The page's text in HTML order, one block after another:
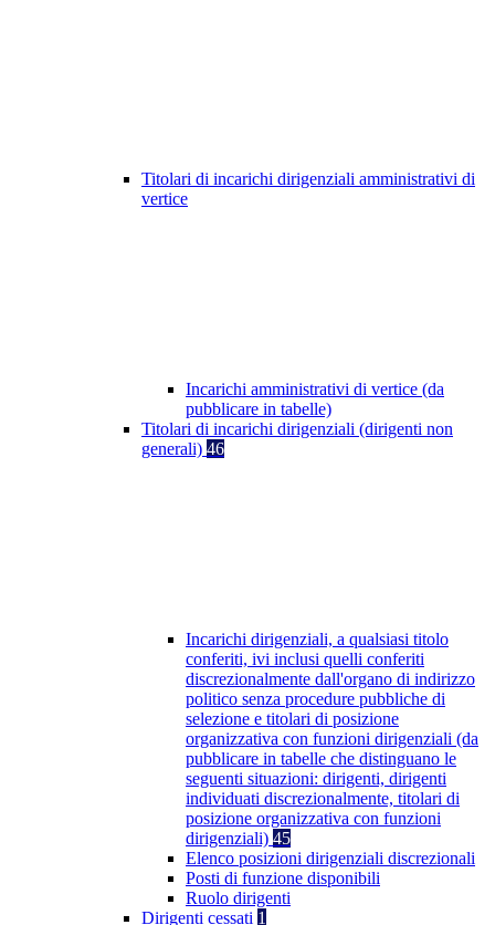
Titolari di incarichi dirigenziali amministrativi di
vertice
Incarichi amministrativi di vertice (da
pubblicare in tabelle)
Titolari di incarichi dirigenziali (dirigenti non
generali) 46
Incarichi dirigenziali, a qualsiasi titolo
conferiti, ivi inclusi quelli conferiti
discrezionalmente dall'organo di indirizzo
politico senza procedure pubbliche di
selezione e titolari di posizione
organizzativa con funzioni dirigenziali (da
pubblicare in tabelle che distinguano le
seguenti situazioni: dirigenti, dirigenti
individuati discrezionalmente, titolari di
posizione organizzativa con funzioni
dirigenziali) 45
Elenco posizioni dirigenziali discrezionali
Posti di funzione disponibili
Ruolo dirigenti
Dirigenti cessati 1